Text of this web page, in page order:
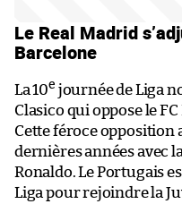
Le Real Madrid
Barcelone
La 10e journée de Liga
Clasico qui oppose le
Cette féroce opposition
dernières années avec
Ronaldo. Le Portugais
Liga pour rejoindre la